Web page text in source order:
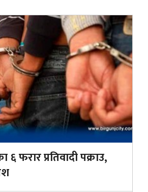
६ फरार प्रतिवादी पक्राउ,